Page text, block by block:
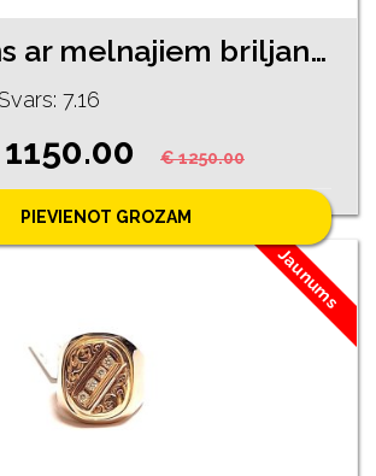
Gredzens ar melnajiem briljantiem (0.3 ct) 1060-3463
7.16
€ 1250.00
PIEVIENOT GROZAM
Jaunums